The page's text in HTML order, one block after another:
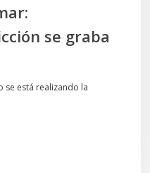
se graba
se está realizando la